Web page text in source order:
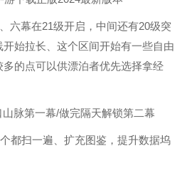
六幕在21级开启，中间还有20级突
始拉长、这个区间开始有一些自由
的点可以供漂泊者优先选择拿经
脉第一幕/做完隔天解锁第二幕
都扫一遍、扩充图鉴，提升数据坞